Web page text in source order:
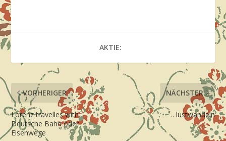
AKTIE:
VORHERIGER
Lorenz travelles with
Deutsche Bahn oder
Eisenwege
NÄCHSTER
.. lustwandeln